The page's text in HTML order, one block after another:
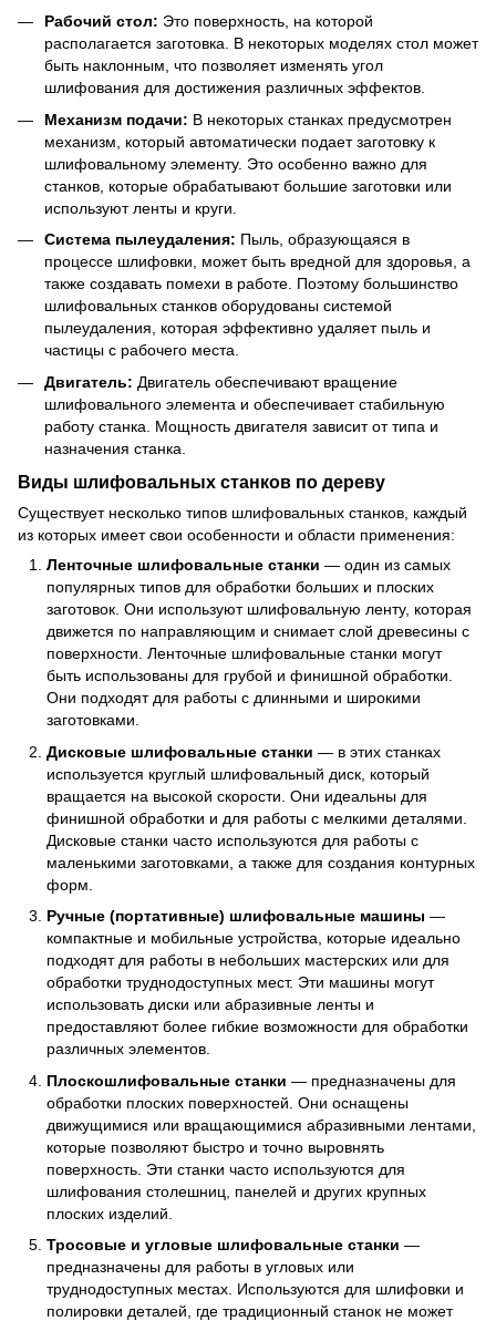
Рабочий стол: Это поверхность, на которой
располагается заготовка. В некоторых моделях стол может
быть наклонным, что позволяет изменять угол
шлифования для достижения различных эффектов.
Механизм подачи: В некоторых станках предусмотрен
механизм, который автоматически подает заготовку к
шлифовальному элементу. Это особенно важно для
станков, которые обрабатывают большие заготовки или
используют ленты и круги.
Система пылеудаления: Пыль, образующаяся в
процессе шлифовки, может быть вредной для здоровья, а
также создавать помехи в работе. Поэтому большинство
шлифовальных станков оборудованы системой
пылеудаления, которая эффективно удаляет пыль и
частицы с рабочего места.
Двигатель: Двигатель обеспечивают вращение
шлифовального элемента и обеспечивает стабильную
работу станка. Мощность двигателя зависит от типа и
назначения станка.
Виды шлифовальных станков по дереву
Существует несколько типов шлифовальных станков, каждый
из которых имеет свои особенности и области применения:
Ленточные шлифовальные станки — один из самых
популярных типов для обработки больших и плоских
заготовок. Они используют шлифовальную ленту, которая
движется по направляющим и снимает слой древесины с
поверхности. Ленточные шлифовальные станки могут
быть использованы для грубой и финишной обработки.
Они подходят для работы с длинными и широкими
заготовками.
Дисковые шлифовальные станки — в этих станках
используется круглый шлифовальный диск, который
вращается на высокой скорости. Они идеальны для
финишной обработки и для работы с мелкими деталями.
Дисковые станки часто используются для работы с
маленькими заготовками, а также для создания контурных
форм.
Ручные (портативные) шлифовальные машины —
компактные и мобильные устройства, которые идеально
подходят для работы в небольших мастерских или для
обработки труднодоступных мест. Эти машины могут
использовать диски или абразивные ленты и
предоставляют более гибкие возможности для обработки
различных элементов.
Плоскошлифовальные станки — предназначены для
обработки плоских поверхностей. Они оснащены
движущимися или вращающимися абразивными лентами,
которые позволяют быстро и точно выровнять
поверхность. Эти станки часто используются для
шлифования столешниц, панелей и других крупных
плоских изделий.
Тросовые и угловые шлифовальные станки —
предназначены для работы в угловых или
труднодоступных местах. Используются для шлифовки и
полировки деталей, где традиционный станок не может